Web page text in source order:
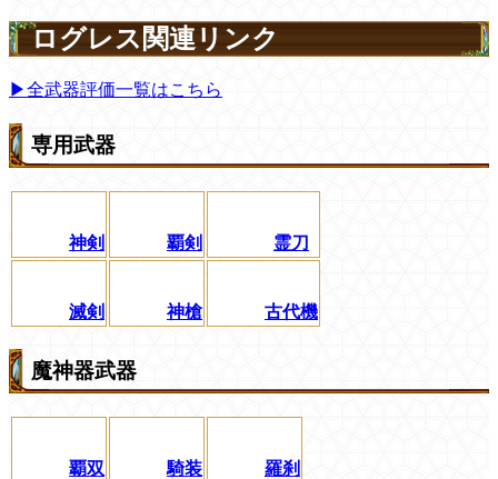
ログレス関連リンク
▶全武器評価一覧はこちら
専用武器
神剣 覇剣 霊刀
滅剣 神槍 古代機
魔神器武器
覇双 騎装 羅刹